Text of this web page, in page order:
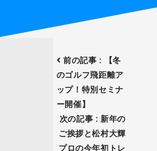
前の記事 : 【冬
のゴルフ飛距離ア
ップ！特別セミナ
ー開催】
次の記事 : 新年の
ご挨拶と松村大輝
プロの今年初トレ